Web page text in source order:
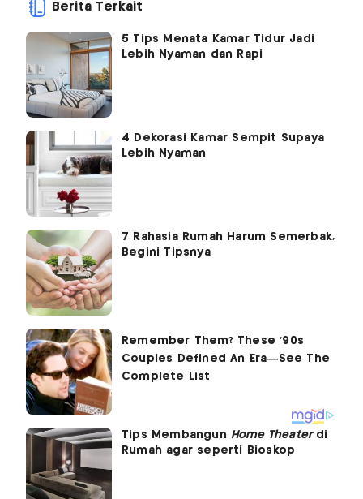
Berita Terkait
5 Tips Menata Kamar Tidur Jadi
Lebih Nyaman dan Rapi
4 Dekorasi Kamar Sempit Supaya
Lebih Nyaman
7 Rahasia Rumah Harum Semerbak,
Begini Tipsnya
Tips Membangun Home Theaterdi
Rumah agar seperti Bioskop